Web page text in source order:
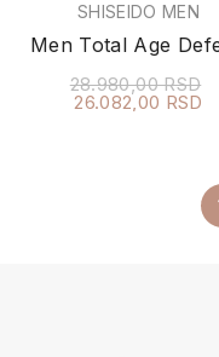
SHISEIDO MEN
28.980,00 RSD
26.082,00 RSD